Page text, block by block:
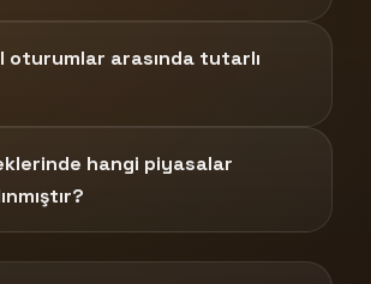
oturumlar arasında tutarlı
hangi piyasalar